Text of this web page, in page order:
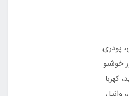
پودری
خوشبو
کهربا